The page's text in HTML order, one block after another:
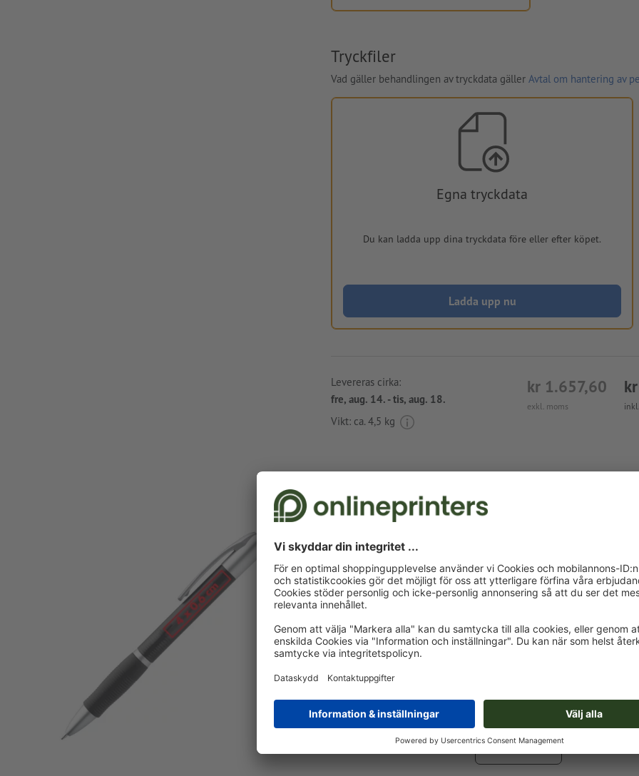
Tryckfiler
Vad gäller behandlingen av tryckdata gäller Avtal om hantering av
Egna tryckdata
Du kan ladda upp dina tryckdata före eller efter köpet.
Ladda upp nu
exkl. moms
kr 1.657,60
Levereras cirka:
fre, aug. 14. - tis, aug. 18.
Vikt: ca. 4,5 kg
Tryckdataanvisningar Kulspetspenna Kaluga
Den tryckfärdiga PDF-filen får bara innehålla vektorer;
bilder och -förlagor är inte lämpliga
Som motivfärger kan en resp. två
Namnge färgrutorna med målfärgen från Pantone
Solid Coated (t.ex. ”Pantone 286 C”).
Inga metallic- eller neonfärger möjliga.
Guld (Pantone 871 C) och silver (Pantone 877 C) är
tryckfärger. Namnge därför den upplagda fulltonsfärgen i
tryckdata som "gold" eller "silver"
Bärmaterialet kan lysa igenom vid
tryck med vit färg
Visa mer